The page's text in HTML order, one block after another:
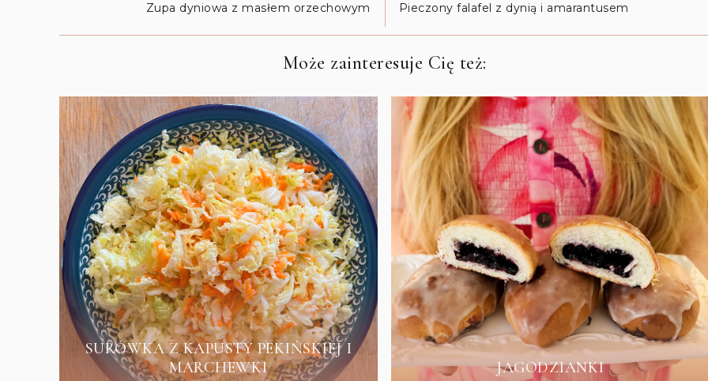
Zupa dyniowa z masłem orzechowym
Pieczony falafel z dynią i amarantusem
Może zainteresuje Cię też:
SURÓWKA Z KAPUSTY PEKIŃSKIEJ I
MARCHEWKI
JAGODZIANKI